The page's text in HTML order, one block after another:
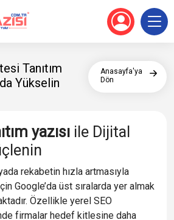
Tanıtım
Yükselin
Anasayfa'ya
Dön
yazısı ile Dijital
rekabetin hızla artmasıyla
Google’da üst sıralarda yer almak
Özellikle yerel SEO
firmalar hedef kitlesine daha